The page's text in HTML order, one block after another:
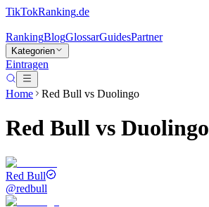
TikTokRanking.de
RankingBlogGlossarGuidesPartner
Kategorien
Eintragen
Home Red Bull vs Duolingo
Red Bull vs Duolingo
Red Bull
@redbull